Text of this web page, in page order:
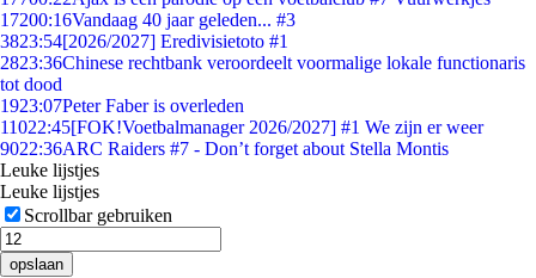
17200:16Vandaag 40 jaar geleden... #3
3823:54[2026/2027] Eredivisietoto #1
2823:36Chinese rechtbank veroordeelt voormalige lokale functionaris
tot dood
1923:07Peter Faber is overleden
11022:45[FOK!Voetbalmanager 2026/2027] #1 We zijn er weer
9022:36ARC Raiders #7 - Don’t forget about Stella Montis
Leuke lijstjes
Leuke lijstjes
Scrollbar gebruiken
opslaan